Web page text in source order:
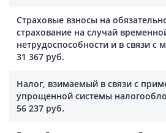
Страховые взносы на
страхование на случай
нетрудоспособности и в связи с
31 367 руб.
Налог, взимаемый в связи с
упрощенной системы
56 237 руб.